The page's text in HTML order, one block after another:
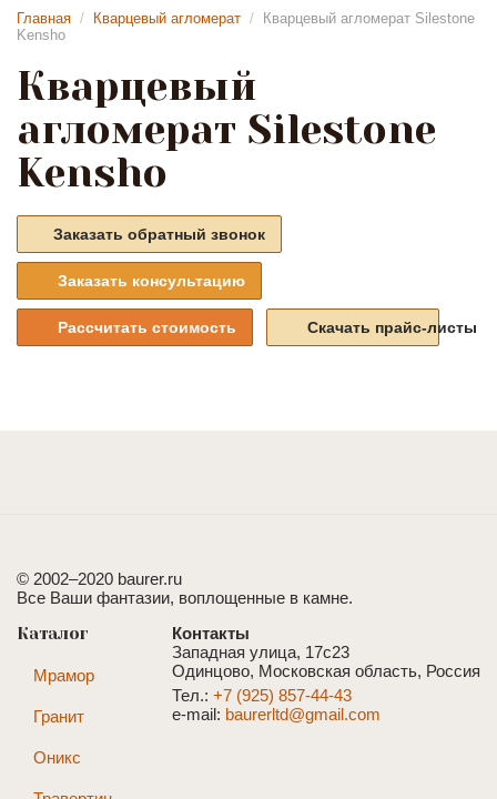
Главная / Кварцевый агломерат /
Кварцевый агломерат Silestone
Kensho
Кварцевый
агломерат Silestone
Kensho
Заказать обратный звонок
Заказать консультацию
Рассчитать стоимость Скачать прайс-листы
© 2002–2020 baurer.ru
Все Ваши фантазии, воплощенные в камне.
Контакты
Западная улица, 17с23
Одинцово, Московская область, Россия
Тел.: +7 (925) 857-44-43
e-mail: baurerltd@gmail.com
Каталог
Мрамор
Гранит
Оникс